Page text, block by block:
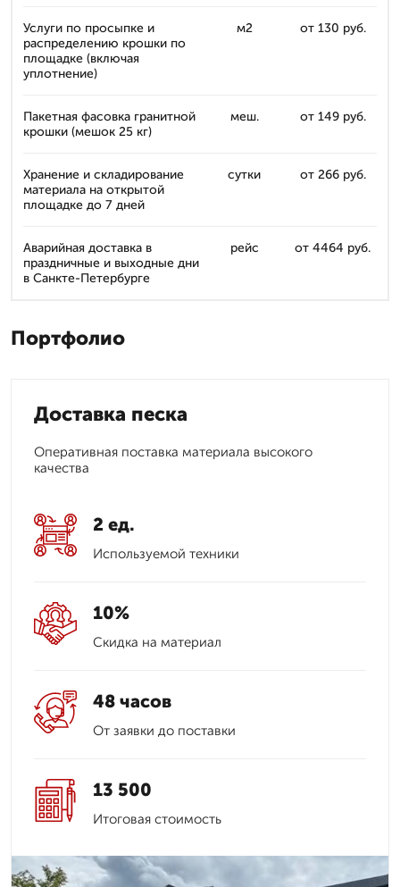
Услуги по просыпке и
распределению крошки по
площадке (включая
уплотнение)
м2 от 130 руб.
Пакетная фасовка гранитной
крошки (мешок 25 кг)
меш. от 149 руб.
Хранение и складирование
материала на открытой
площадке до 7 дней
сутки от 266 руб.
Аварийная доставка в
праздничные и выходные дни
в Санкте-Петербурге
рейс от 4464 руб.
Портфолио
Доставка песка
Оперативная поставка материала высокого
качества
2 ед.
Используемой техники
10%
Скидка на материал
48 часов
От заявки до поставки
13 500
Итоговая стоимость